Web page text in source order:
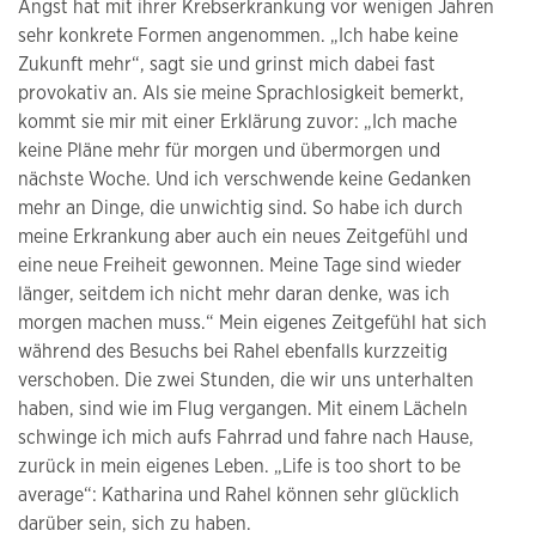
Angst hat mit ihrer Krebserkrankung vor wenigen Jahren
sehr konkrete Formen angenommen. „Ich habe keine
Zukunft mehr“, sagt sie und grinst mich dabei fast
provokativ an. Als sie meine Sprachlosigkeit bemerkt,
kommt sie mir mit einer Erklärung zuvor: „Ich mache
keine Pläne mehr für morgen und übermorgen und
nächste Woche. Und ich verschwende keine Gedanken
mehr an Dinge, die unwichtig sind. So habe ich durch
meine Erkrankung aber auch ein neues Zeitgefühl und
eine neue Freiheit gewonnen. Meine Tage sind wieder
länger, seitdem ich nicht mehr daran denke, was ich
morgen machen muss.“ Mein eigenes Zeitgefühl hat sich
während des Besuchs bei Rahel ebenfalls kurzzeitig
verschoben. Die zwei Stunden, die wir uns unterhalten
haben, sind wie im Flug vergangen. Mit einem Lächeln
schwinge ich mich aufs Fahrrad und fahre nach Hause,
zurück in mein eigenes Leben. „Life is too short to be
average“: Katharina und Rahel können sehr glücklich
darüber sein, sich zu haben.